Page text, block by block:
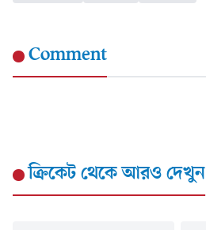
Comment
ক্রিকেটথেকে আরও দেখুন